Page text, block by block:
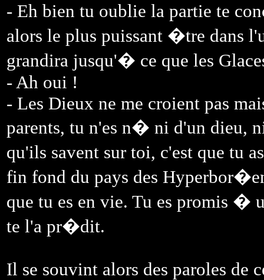
- Eh bien tu oublie la partie te
alors le plus puissant �tre dans
grandira jusqu'� ce que les
- Ah oui !
- Les Dieux ne me croient pas
parents, tu n'es n� ni d'un dieu,
qu'ils savent sur toi, c'est que
fin fond du pays des
que tu es en vie. Tu es promis
te l'a pr�dit.
Il se souvint alors des paroles de